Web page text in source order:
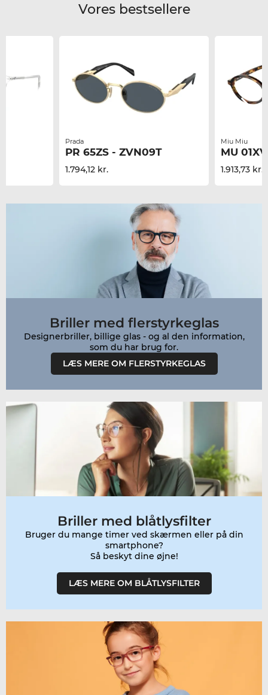
Vores bestsellere
1.794,12 kr.
Prada
PR 65ZS - ZVN09T
1.913,73 kr.
Miu Miu
MU
Briller med flerstyrkeglas
Designerbriller, billige glas - og al den information,
LÆS MERE OM FLERSTYRKEGLAS
Briller med blåtlysfilter
Bruger du mange timer ved skærmen eller på din
smartphone?
Så beskyt dine øjne!
LÆS MERE OM BLÅTLYSFILTER